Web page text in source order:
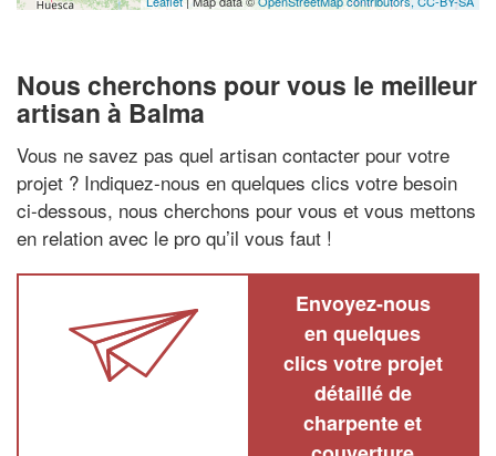
Nous cherchons pour vous le meilleur
artisan à Balma
Vous ne savez pas quel artisan contacter pour votre
projet ? Indiquez-nous en quelques clics votre besoin
ci-dessous, nous cherchons pour vous et vous mettons
en relation avec le pro qu’il vous faut !
Envoyez-nous
en quelques
clics votre projet
détaillé de
charpente et